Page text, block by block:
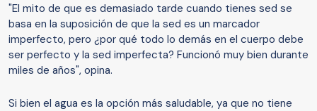
"El mito de que es demasiado tarde cuando tienes sed se
basa en la suposición de que la sed es un marcador
imperfecto, pero ¿por qué todo lo demás en el cuerpo debe
ser perfecto y la sed imperfecta? Funcionó muy bien durante
miles de años", opina.
Si bien el agua es la opción más saludable, ya que no tiene